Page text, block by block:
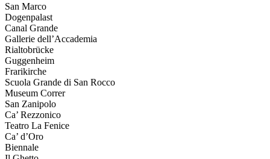
San Marco
Dogenpalast
Canal Grande
Gallerie dell’Accademia
Rialtobrücke
Guggenheim
Frarikirche
Scuola Grande di San Rocco
Museum Correr
San Zanipolo
Ca’ Rezzonico
Teatro La Fenice
Ca’ d’Oro
Biennale